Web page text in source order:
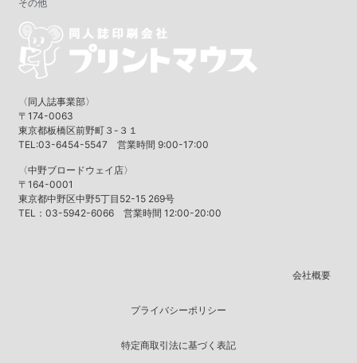
その他
〈同人誌事業部〉
〒174-0063
東京都板橋区前野町３-３１
TEL:03-6454-5547 営業時間 9:00-17:00
〈中野ブロードウェイ店〉
〒164-0001
東京都中野区中野5丁目52-15 269号
TEL：03-5942-6066 営業時間 12:00-20:00
会社概要
プライバシーポリシー
特定商取引法に基づく表記